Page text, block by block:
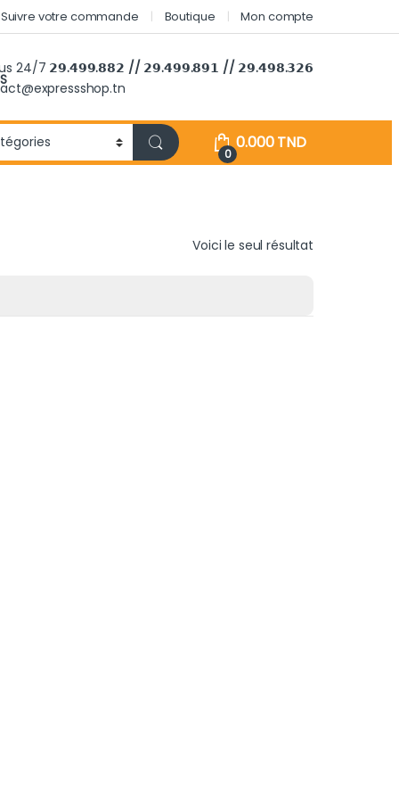
Suivre votre commande Boutique Mon compte
24/7 𝟮𝟵.𝟰𝟵𝟵.𝟴𝟴𝟮 // 𝟮𝟵.𝟰𝟵𝟵.𝟴𝟵𝟭 // 𝟮𝟵.𝟰𝟵𝟴.𝟯𝟮𝟲
0
0.000TND
Voici le seul résultat